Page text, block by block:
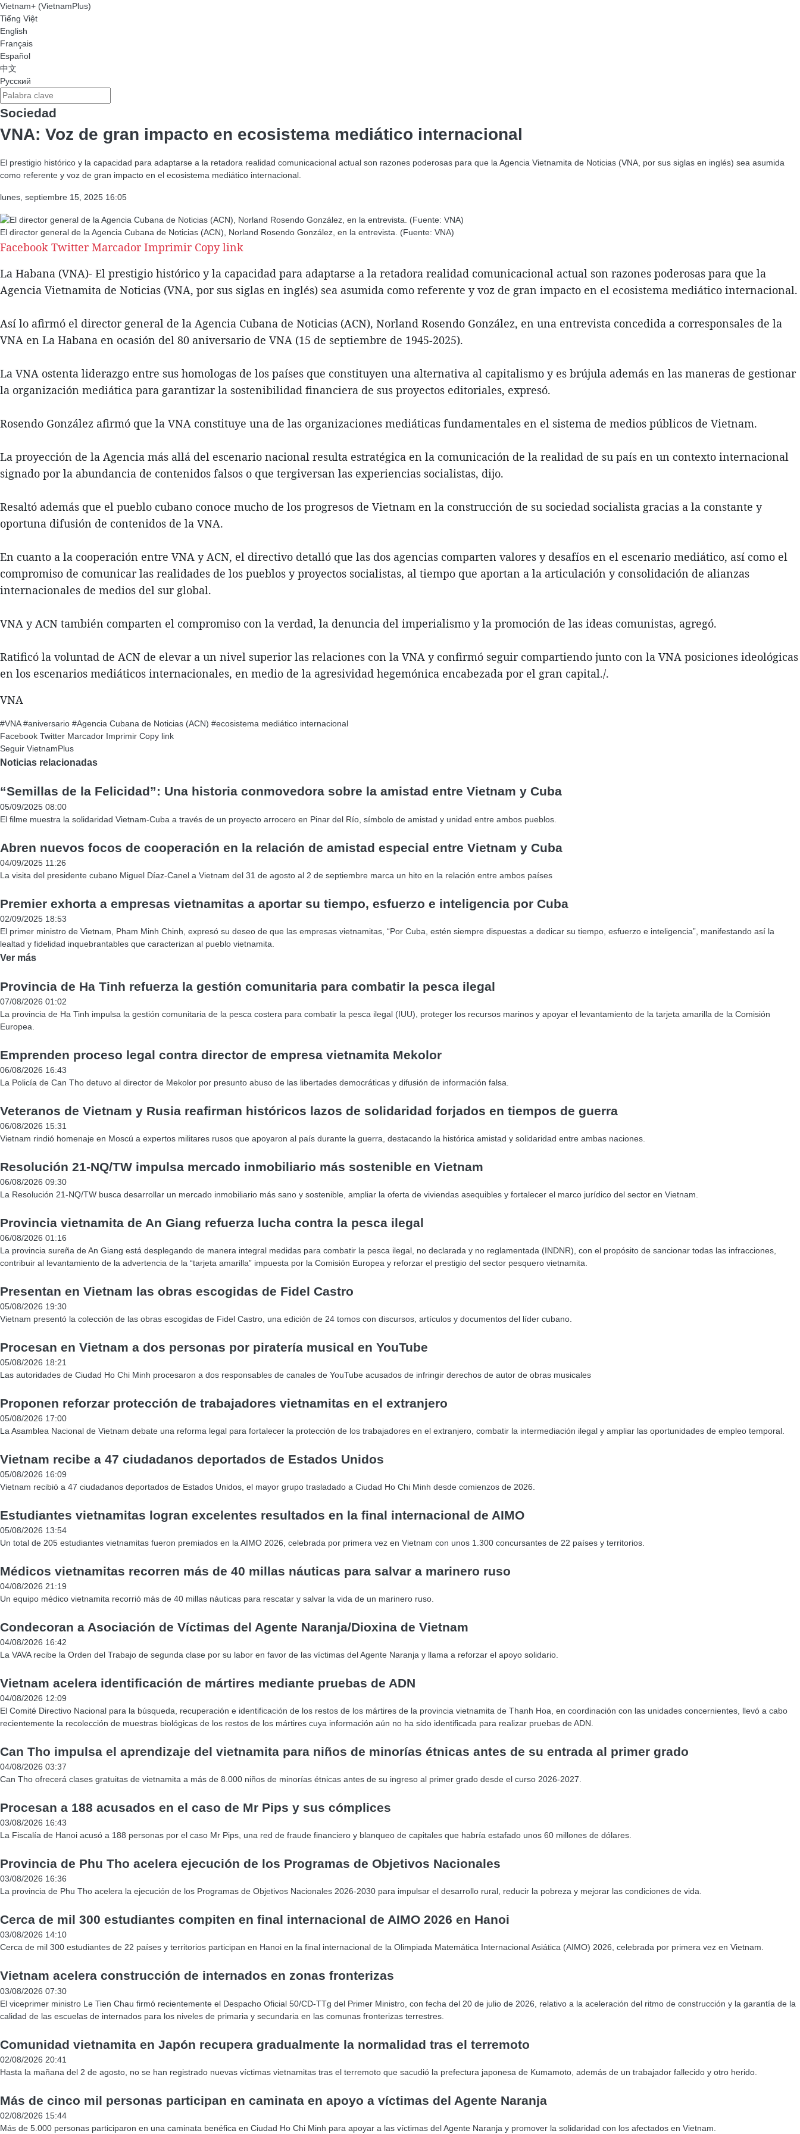
Vietnam+ (VietnamPlus)
Tiếng Việt
English
Français
Español
中文
Русский
Sociedad
VNA: Voz de gran impacto en ecosistema mediático internacional
El prestigio histórico y la capacidad para adaptarse a la retadora realidad comunicacional actual son razones poderosas para que la Agencia Vietnamita de Noticias (VNA, por sus siglas en inglés) sea asumida
como referente y voz de gran impacto en el ecosistema mediático internacional.
lunes, septiembre 15, 2025 16:05
El director general de la Agencia Cubana de Noticias (ACN), Norland Rosendo González, en la entrevista. (Fuente: VNA)
Facebook Twitter Marcador Imprimir Copy link
La Habana (VNA)- El prestigio histórico y la capacidad para adaptarse a la retadora realidad comunicacional actual son razones poderosas para que la
Agencia Vietnamita de Noticias (VNA, por sus siglas en inglés) sea asumida como referente y voz de gran impacto en el ecosistema mediático internacional.
Así lo afirmó el director general de la Agencia Cubana de Noticias (ACN), Norland Rosendo González, en una entrevista concedida a corresponsales de la
VNA en La Habana en ocasión del 80 aniversario de VNA (15 de septiembre de 1945-2025).
La VNA ostenta liderazgo entre sus homologas de los países que constituyen una alternativa al capitalismo y es brújula además en las maneras de gestionar
la organización mediática para garantizar la sostenibilidad financiera de sus proyectos editoriales, expresó.
Rosendo González afirmó que la VNA constituye una de las organizaciones mediáticas fundamentales en el sistema de medios públicos de Vietnam.
La proyección de la Agencia más allá del escenario nacional resulta estratégica en la comunicación de la realidad de su país en un contexto internacional
signado por la abundancia de contenidos falsos o que tergiversan las experiencias socialistas, dijo.
Resaltó además que el pueblo cubano conoce mucho de los progresos de Vietnam en la construcción de su sociedad socialista gracias a la constante y
oportuna difusión de contenidos de la VNA.
En cuanto a la cooperación entre VNA y ACN, el directivo detalló que las dos agencias comparten valores y desafíos en el escenario mediático, así como el
compromiso de comunicar las realidades de los pueblos y proyectos socialistas, al tiempo que aportan a la articulación y consolidación de alianzas
internacionales de medios del sur global.
VNA y ACN también comparten el compromiso con la verdad, la denuncia del imperialismo y la promoción de las ideas comunistas, agregó.
Ratificó la voluntad de ACN de elevar a un nivel superior las relaciones con la VNA y confirmó seguir compartiendo junto con la VNA posiciones ideológicas
en los escenarios mediáticos internacionales, en medio de la agresividad hegemónica encabezada por el gran capital./.
VNA
#VNA #aniversario #Agencia Cubana de Noticias (ACN) #ecosistema mediático internacional
Facebook Twitter Marcador Imprimir Copy link
Seguir VietnamPlus
Noticias relacionadas
“Semillas de la Felicidad”: Una historia conmovedora sobre la amistad entre Vietnam y Cuba
05/09/2025 08:00
El filme muestra la solidaridad Vietnam-Cuba a través de un proyecto arrocero en Pinar del Río, símbolo de amistad y unidad entre ambos pueblos.
Abren nuevos focos de cooperación en la relación de amistad especial entre Vietnam y Cuba
04/09/2025 11:26
La visita del presidente cubano Miguel Díaz-Canel a Vietnam del 31 de agosto al 2 de septiembre marca un hito en la relación entre ambos países
Premier exhorta a empresas vietnamitas a aportar su tiempo, esfuerzo e inteligencia por Cuba
02/09/2025 18:53
El primer ministro de Vietnam, Pham Minh Chinh, expresó su deseo de que las empresas vietnamitas, “Por Cuba, estén siempre dispuestas a dedicar su tiempo, esfuerzo e inteligencia”, manifestando así la
lealtad y fidelidad inquebrantables que caracterizan al pueblo vietnamita.
Ver más
Provincia de Ha Tinh refuerza la gestión comunitaria para combatir la pesca ilegal
07/08/2026 01:02
La provincia de Ha Tinh impulsa la gestión comunitaria de la pesca costera para combatir la pesca ilegal (IUU), proteger los recursos marinos y apoyar el levantamiento de la tarjeta amarilla de la Comisión
Europea.
Emprenden proceso legal contra director de empresa vietnamita Mekolor
06/08/2026 16:43
La Policía de Can Tho detuvo al director de Mekolor por presunto abuso de las libertades democráticas y difusión de información falsa.
Veteranos de Vietnam y Rusia reafirman históricos lazos de solidaridad forjados en tiempos de guerra
06/08/2026 15:31
Vietnam rindió homenaje en Moscú a expertos militares rusos que apoyaron al país durante la guerra, destacando la histórica amistad y solidaridad entre ambas naciones.
Resolución 21-NQ/TW impulsa mercado inmobiliario más sostenible en Vietnam
06/08/2026 09:30
La Resolución 21-NQ/TW busca desarrollar un mercado inmobiliario más sano y sostenible, ampliar la oferta de viviendas asequibles y fortalecer el marco jurídico del sector en Vietnam.
Provincia vietnamita de An Giang refuerza lucha contra la pesca ilegal
06/08/2026 01:16
La provincia sureña de An Giang está desplegando de manera integral medidas para combatir la pesca ilegal, no declarada y no reglamentada (INDNR), con el propósito de sancionar todas las infracciones,
contribuir al levantamiento de la advertencia de la “tarjeta amarilla” impuesta por la Comisión Europea y reforzar el prestigio del sector pesquero vietnamita.
Presentan en Vietnam las obras escogidas de Fidel Castro
05/08/2026 19:30
Vietnam presentó la colección de las obras escogidas de Fidel Castro, una edición de 24 tomos con discursos, artículos y documentos del líder cubano.
Procesan en Vietnam a dos personas por piratería musical en YouTube
05/08/2026 18:21
Las autoridades de Ciudad Ho Chi Minh procesaron a dos responsables de canales de YouTube acusados de infringir derechos de autor de obras musicales
Proponen reforzar protección de trabajadores vietnamitas en el extranjero
05/08/2026 17:00
La Asamblea Nacional de Vietnam debate una reforma legal para fortalecer la protección de los trabajadores en el extranjero, combatir la intermediación ilegal y ampliar las oportunidades de empleo temporal.
Vietnam recibe a 47 ciudadanos deportados de Estados Unidos
05/08/2026 16:09
Vietnam recibió a 47 ciudadanos deportados de Estados Unidos, el mayor grupo trasladado a Ciudad Ho Chi Minh desde comienzos de 2026.
Estudiantes vietnamitas logran excelentes resultados en la final internacional de AIMO
05/08/2026 13:54
Un total de 205 estudiantes vietnamitas fueron premiados en la AIMO 2026, celebrada por primera vez en Vietnam con unos 1.300 concursantes de 22 países y territorios.
Médicos vietnamitas recorren más de 40 millas náuticas para salvar a marinero ruso
04/08/2026 21:19
Un equipo médico vietnamita recorrió más de 40 millas náuticas para rescatar y salvar la vida de un marinero ruso.
Condecoran a Asociación de Víctimas del Agente Naranja/Dioxina de Vietnam
04/08/2026 16:42
La VAVA recibe la Orden del Trabajo de segunda clase por su labor en favor de las víctimas del Agente Naranja y llama a reforzar el apoyo solidario.
Vietnam acelera identificación de mártires mediante pruebas de ADN
04/08/2026 12:09
El Comité Directivo Nacional para la búsqueda, recuperación e identificación de los restos de los mártires de la provincia vietnamita de Thanh Hoa, en coordinación con las unidades concernientes, llevó a cabo
recientemente la recolección de muestras biológicas de los restos de los mártires cuya información aún no ha sido identificada para realizar pruebas de ADN.
Can Tho impulsa el aprendizaje del vietnamita para niños de minorías étnicas antes de su entrada al primer grado
04/08/2026 03:37
Can Tho ofrecerá clases gratuitas de vietnamita a más de 8.000 niños de minorías étnicas antes de su ingreso al primer grado desde el curso 2026-2027.
Procesan a 188 acusados en el caso de Mr Pips y sus cómplices
03/08/2026 16:43
La Fiscalía de Hanoi acusó a 188 personas por el caso Mr Pips, una red de fraude financiero y blanqueo de capitales que habría estafado unos 60 millones de dólares.
Provincia de Phu Tho acelera ejecución de los Programas de Objetivos Nacionales
03/08/2026 16:36
La provincia de Phu Tho acelera la ejecución de los Programas de Objetivos Nacionales 2026-2030 para impulsar el desarrollo rural, reducir la pobreza y mejorar las condiciones de vida.
Cerca de mil 300 estudiantes compiten en final internacional de AIMO 2026 en Hanoi
03/08/2026 14:10
Cerca de mil 300 estudiantes de 22 países y territorios participan en Hanoi en la final internacional de la Olimpiada Matemática Internacional Asiática (AIMO) 2026, celebrada por primera vez en Vietnam.
Vietnam acelera construcción de internados en zonas fronterizas
03/08/2026 07:30
El viceprimer ministro Le Tien Chau firmó recientemente el Despacho Oficial 50/CD-TTg del Primer Ministro, con fecha del 20 de julio de 2026, relativo a la aceleración del ritmo de construcción y la garantía de la
calidad de las escuelas de internados para los niveles de primaria y secundaria en las comunas fronterizas terrestres.
Comunidad vietnamita en Japón recupera gradualmente la normalidad tras el terremoto
02/08/2026 20:41
Hasta la mañana del 2 de agosto, no se han registrado nuevas víctimas vietnamitas tras el terremoto que sacudió la prefectura japonesa de Kumamoto, además de un trabajador fallecido y otro herido.
Más de cinco mil personas participan en caminata en apoyo a víctimas del Agente Naranja
02/08/2026 15:44
Más de 5.000 personas participaron en una caminata benéfica en Ciudad Ho Chi Minh para apoyar a las víctimas del Agente Naranja y promover la solidaridad con los afectados en Vietnam.